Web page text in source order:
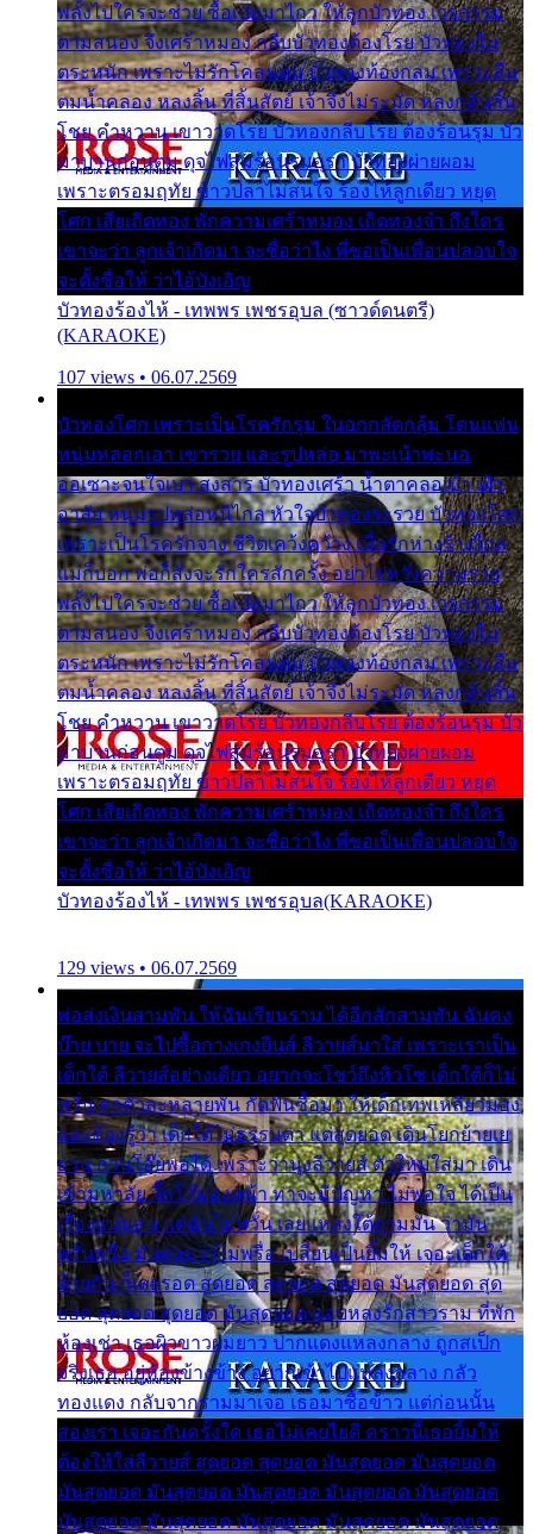
พลั้งไปใครจะช่วย ซื้อเปลมาไกว ให้ลูกบัวทอง เวรกรรม
ตามสนอง จึงเศร้าหมอง กลีบบัวทองต้องโรย บัวทองไม่
ตระหนัก เพราะไม่รักโคลนตม บัวทองท้องกลม เพราะลืม
ตมน้ำคลอง หลงลิ้น ที่สิ้นสัตย์ เจ้าจึงไม่ระมัด หลงกลิ่นลิ้น
โชย คำหวาน เขาวาดโรย บัวทองกลีบโรย ต้องร้อนรุม บัว
มาบานก่อนตูม ดุจไฟสุมร้อนรุมอุรา บัวทองผ่ายผอม
เพราะตรอมฤทัย ข้าวปลาไม่สนใจ ร้องไห้ลูกเดียว หยุด
โศก เสียเถิดทอง พักความเศร้าหมอง เถิดทองจ๋า ถึงใคร
เขาจะว่า ลูกเจ้าเกิดมา จะชื่อว่าไง พี่ขอเป็นเพื่อนปลอบใจ
จะตั้งชื่อให้ ว่าไอ้บังเอิญ
บัวทองร้องไห้ - เทพพร เพชรอุบล (ซาวด์ดนตรี)
(KARAOKE)
107 views • 06.07.2569
บัวทองโศก เพราะเป็นโรครักรุม ในอกกลัดกลุ้ม โดนแฟน
หนุ่มหลอกเอา เขารวย และรูปหล่อ มาพะเน้าพะนอ
ออเซาะจนใจเบา สงสาร บัวทองเศร้า น้ำตาคลอเบ้า เฝ้า
อาลัย หนุ่มรูปหล่อหนีไกล หัวใจบัวทองระรวย บัวทองโศก
เพราะเป็นโรครักจาง ชีวิตเคว้งคว้าง เมื่อรักห่างร้างไกล
แม่ก็บอก พ่อก็สั่งจะรักใครสักครั้ง อย่าไปหวังความรวย
พลั้งไปใครจะช่วย ซื้อเปลมาไกว ให้ลูกบัวทอง เวรกรรม
ตามสนอง จึงเศร้าหมอง กลีบบัวทองต้องโรย บัวทองไม่
ตระหนัก เพราะไม่รักโคลนตม บัวทองท้องกลม เพราะลืม
ตมน้ำคลอง หลงลิ้น ที่สิ้นสัตย์ เจ้าจึงไม่ระมัด หลงกลิ่นลิ้น
โชย คำหวาน เขาวาดโรย บัวทองกลีบโรย ต้องร้อนรุม บัว
มาบานก่อนตูม ดุจไฟสุมร้อนรุมอุรา บัวทองผ่ายผอม
เพราะตรอมฤทัย ข้าวปลาไม่สนใจ ร้องไห้ลูกเดียว หยุด
โศก เสียเถิดทอง พักความเศร้าหมอง เถิดทองจ๋า ถึงใคร
เขาจะว่า ลูกเจ้าเกิดมา จะชื่อว่าไง พี่ขอเป็นเพื่อนปลอบใจ
จะตั้งชื่อให้ ว่าไอ้บังเอิญ
บัวทองร้องไห้ - เทพพร เพชรอุบล(KARAOKE)
129 views • 06.07.2569
พ่อส่งเงินสามพัน ให้ฉันเรียนราม ได้อีกสักสามพัน ฉันคง
บ๊าย บาย จะไปซื้อกางเกงยีนส์ ลีวายส์มาใส่ เพราะเราเป็น
เด็กใต้ ลีวายส์อย่างเดียว อยากจะโชว์ถึงหิวโซ เด็กใต้ก็ไม่
หวั่น ตกตัวละหลายพัน กัดฟันซื้อมา ให้เด็กเทพเหลียวมอง
และต้องรู้ว่า เด็กใต้ไม่ธรรมดา แต่สุดยอด เดินโยกย้ายเย
ยวน กวนโอ๊ยพอได้ เพราะว่านุ่งลีวายส์ ตัวใหม่ใส่มา เดิน
เข้ามหาลัย จิ๊กโก๊มองหน้า ท่าจะมีปัญหา ไม่พอใจ ได้เป็น
เรื่องแน่นอน แต่ฉันไม่หวั่น เลยแหลงใต้ถามมัน ว่ามัน
พรั่นพรือ มันตอบว่าไม่พรื่อ เปลี่ยนเป็นยิ้มให้ เจอะเด็กใต้
ด้วยกัน ก็เลยรอด สุดยอด สุดยอด สุดยอด มันสุดยอด สุด
ยอด สุดยอด สุดยอด มันสุดยอด แอบหลงรักสาวราม ที่พัก
ห้องเช่า เธอผิวขาวผมยาว ปากแดงแหลงกลาง ถูกสเป็ก
จริงเธอ อยู่ห้องข้างข้าง อยากเข้าไปแหลงกลาง กลัว
ทองแดง กลับจากรามมาเจอ เธอมาซื้อข้าว แต่ก่อนนั้น
สองเรา เจอะกันครั้งใด เธอไม่เคยไยดี คราวนี้เธอยิ้มให้
ต้องให้ใส่ลีวายส์ สุดยอด สุดยอด มันสุดยอด มันสุดยอด
มันสุดยอด มันสุดยอด มันสุดยอด มันสุดยอด มันสุดยอด
มันสุดยอด มันสุดยอด มันสุดยอด มันสุดยอด มันสุดยอด